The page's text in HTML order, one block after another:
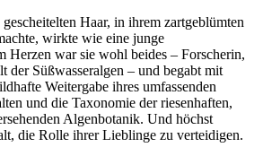
Haar, in ihrem zartgeblümten
wirkte wie eine junge
Herzen war sie wohl beides – Forscherin,
der Süßwasseralgen – und begabt mit
Weitergabe ihres umfassenden
und die Taxonomie der riesenhaften,
Algenbotanik. Und höchst
die Rolle ihrer Lieblinge zu verteidigen.